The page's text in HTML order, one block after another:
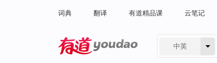
词典 翻译 有道精品课 云笔记
中英